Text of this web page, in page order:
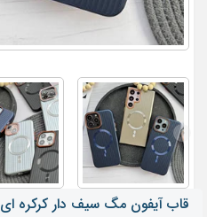
قاب آیفون مگ سیف دار کرکره ای